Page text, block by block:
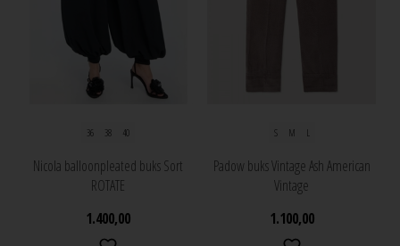
36 38 40
Nicola balloonpleated buks Sort
ROTATE
1.400,00
S M L
Padow buks Vintage Ash American
Vintage
1.100,00